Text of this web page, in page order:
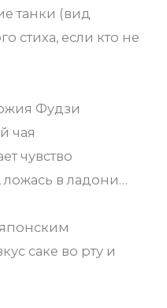
танки (вид
стиха, если кто не
Фудзи
чая
чувство
в ладони…
саке во рту и